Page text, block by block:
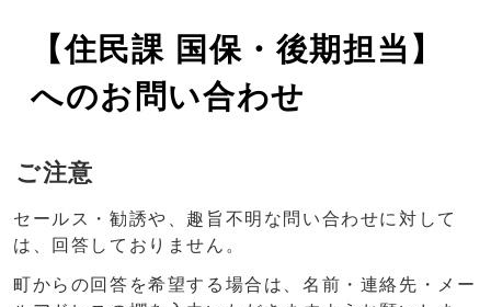
【住民課 国保・後期担当】
へのお問い合わせ
ご注意
セールス・勧誘や、趣旨不明な問い合わせに対して
は、回答しておりません。
町からの回答を希望する場合は、名前・連絡先・メー